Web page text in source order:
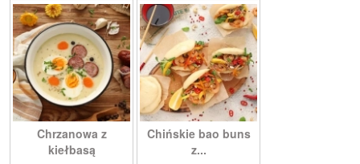
Chrzanowa z
kiełbasą
Chińskie bao buns
z...